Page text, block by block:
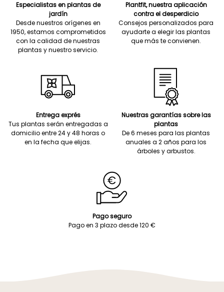
Especialistas en plantas de
jardín
Desde nuestros orígenes en
1950, estamos comprometidos
con la calidad de nuestras
plantas y nuestro servicio.
Plantfit, nuestra aplicación
contra el desperdicio
Consejos personalizados para
ayudarte a elegir las plantas
que más te convienen.
Entrega exprés
Tus plantas serán entregadas a
domicilio entre 24 y 48 horas o
en la fecha que elijas.
Nuestras garantías sobre las
plantas
De 6 meses para las plantas
anuales a 2 años para los
árboles y arbustos.
Pago seguro
Pago en 3 plazo desde 120 €